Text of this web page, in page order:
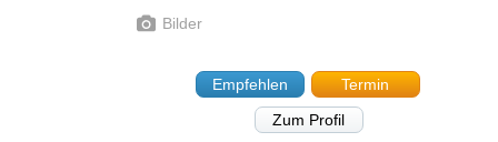
Bilder
Empfehlen
Termin
Zum Profil